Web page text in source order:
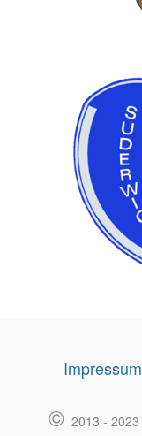
Impressum
© 2013 -